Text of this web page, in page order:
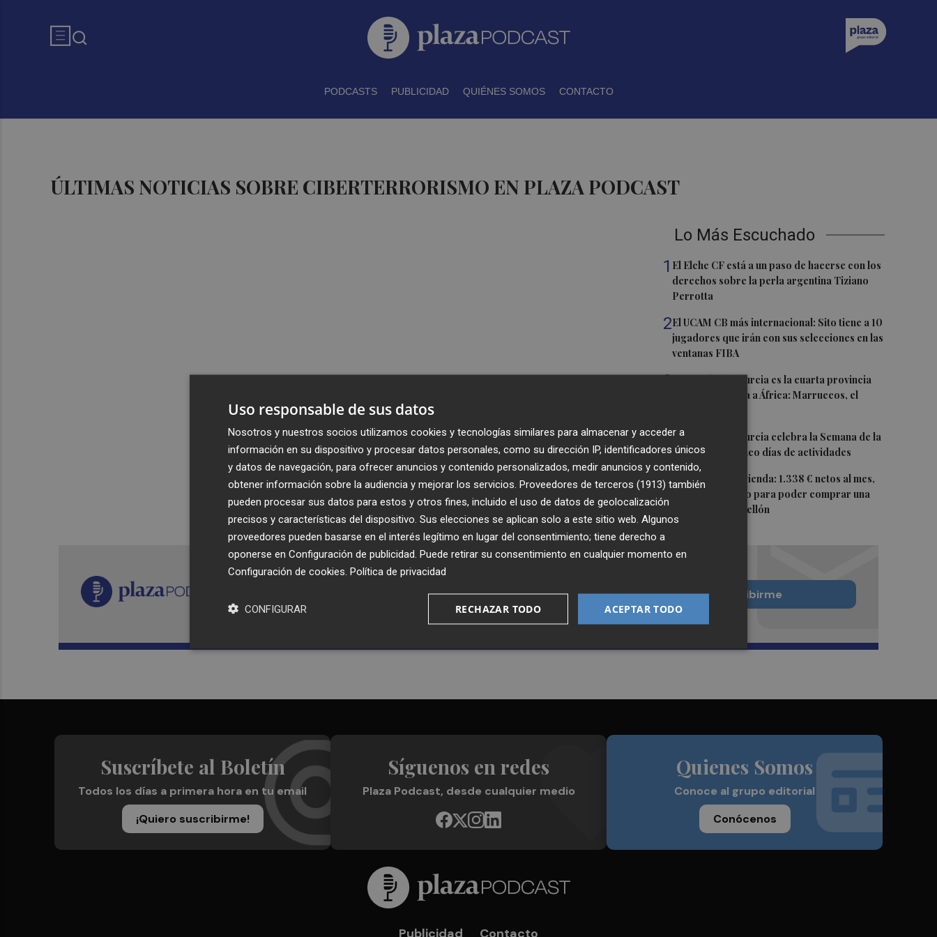
PODCASTS PUBLICIDAD QUIÉNES SOMOS CONTACTO
ÚLTIMAS NOTICIAS SOBRE CIBERTERRORISMO EN PLAZA PODCAST
Lo Más Escuchado
1 El Elche CF está a un paso de hacerse con los
derechos sobre la perla argentina Tiziano
Perrotta
2El UCAM CB más internacional: Sito tiene a 10
jugadores que irán con sus selecciones en las
ventanas FIBA
3La Región de Murcia es la cuarta provincia
que más exporta a África: Marruecos, el
4La Región de Murcia celebra la Semana de la
Juventud con cinco días de actividades
5 El coste de la vivienda: 1.338 € netos al mes,
el salario mínimo para poder comprar una
vivienda en Castellón
Recibe toda la actualidad de
Plaza Podcast en tu correo
Quiero suscribirme
Suscríbete al Boletín
Todos los días a primera hora en tu email
¡Quiero suscribirme!
Síguenos en redes
Plaza Podcast, desde cualquier medio
Quienes Somos
Conoce al grupo editorial
Conócenos
Publicidad Contacto
Uso responsable de sus datos
Nosotros y nuestros socios utilizamos cookies y tecnologías similares para almacenar y acceder a
información en su dispositivo y procesar datos personales, como su dirección IP, identificadores únicos
y datos de navegación, para ofrecer anuncios y contenido personalizados, medir anuncios y contenido,
obtener información sobre la audiencia y mejorar los servicios. Proveedores de terceros (1913) también
pueden procesar sus datos para estos y otros fines, incluido el uso de datos de geolocalización
precisos y características del dispositivo. Sus elecciones se aplican solo a este sitio web. Algunos
proveedores pueden basarse en el interés legítimo en lugar del consentimiento; tiene derecho a
oponerse en Configuración de publicidad . Puede retirar su consentimiento en cualquier momento en
Configuración de cookies Política de privacidad
ACEPTAR TODO
RECHAZAR TODO
CONFIGURAR